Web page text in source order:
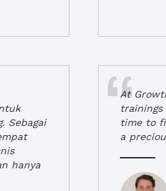
Sebagai
hanya
At
time to
a